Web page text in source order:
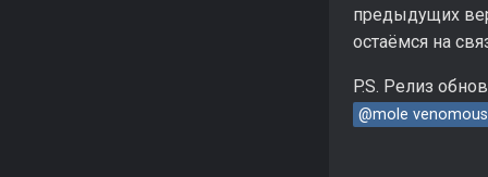
предыдущих
остаёмся на
P.S. Релиз
@mole venomous